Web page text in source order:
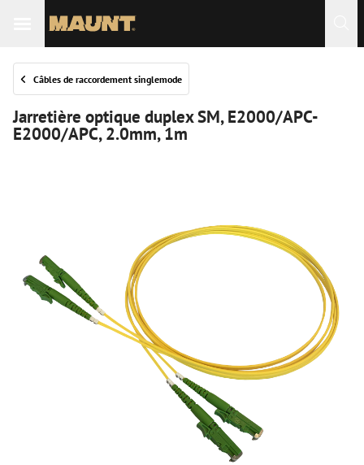
Câbles de raccordement singlemode
Jarretière optique duplex SM, E2000/APC-
E2000/APC, 2.0mm, 1m